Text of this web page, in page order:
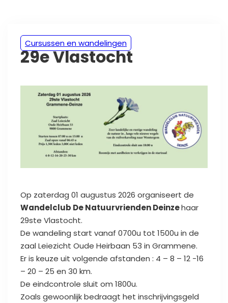
Cursussen en wandelingen
29e Vlastocht
Op zaterdag 01 augustus 2026 organiseert de
Wandelclub De Natuurvrienden Deinzehaar
29ste Vlastocht.
De wandeling start vanaf 0700u tot 1500u in de
zaal Leiezicht Oude Heirbaan 53 in Grammene.
Er is keuze uit volgende afstanden : 4 – 8 – 12 -16
– 20 – 25 en 30 km.
De eindcontrole sluit om 1800u.
Zoals gewoonlijk bedraagt het inschrijvingsgeld